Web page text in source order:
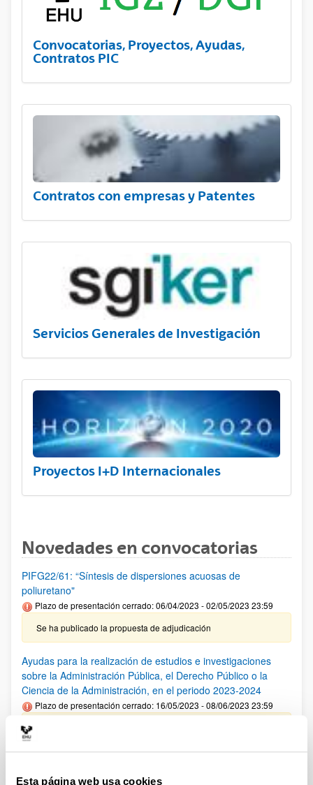
Esta página web usa cookies
Convocatorias, Proyectos, Ayudas,
Contratos PIC
Contratos con empresas y Patentes
Servicios Generales de Investigación
Proyectos I+D Internacionales
Novedades en convocatorias
PIFG22/61: “Síntesis de dispersiones acuosas de
poliuretano"
Plazo de presentación cerrado: 06/04/2023 - 02/05/2023 23:59
Se ha publicado la propuesta de adjudicación
Ayudas para la realización de estudios e investigaciones
sobre la Administración Pública, el Derecho Público o la
Ciencia de la Administración, en el periodo 2023-2024
Plazo de presentación cerrado: 16/05/2023 - 08/06/2023 23:59
BIOECONOMIA FORESTAL 2023